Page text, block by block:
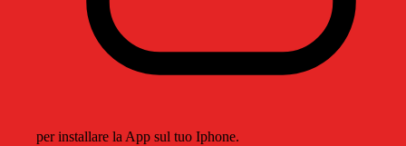
per installare la App sul tuo Iphone.